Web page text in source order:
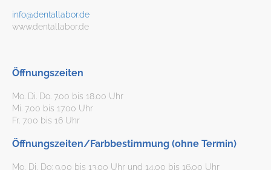
info@dentallabor.de
www.dentallabor.de
Öffnungszeiten
Mo. Di. Do. 7.00 bis 18.00 Uhr
Mi. 7.00 bis 17.00 Uhr
Fr. 7.00 bis 16 Uhr
Öffnungszeiten/Farbbestimmung (ohne Termin)
Mo, Di, Do: 9.00 bis 13.00 Uhr und 14.00 bis 16.00 Uhr